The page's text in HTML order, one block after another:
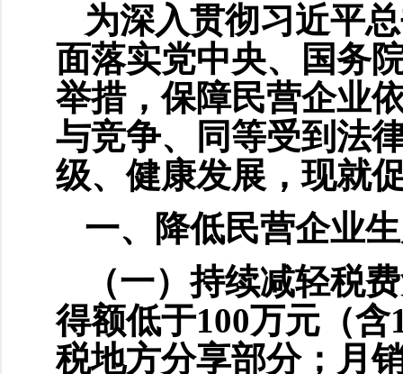
为深入贯彻习近平
面落实党中央、国务
举措，保障民营企业
与竞争、同等受到法
级、健康发展，现就
一、降低民营企业
（一）持续减轻税
得额低于100万元（
税地方分享部分；月